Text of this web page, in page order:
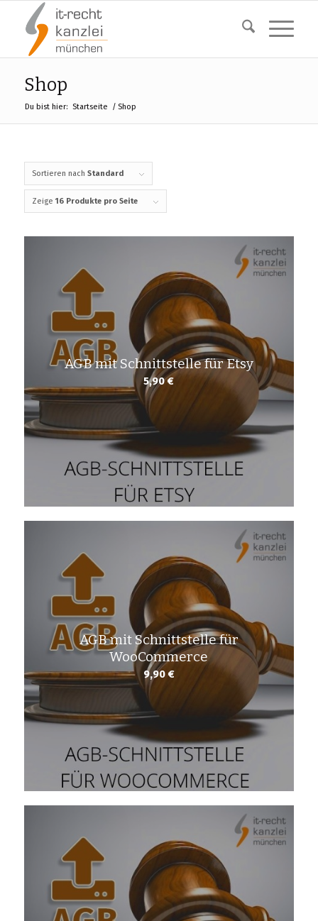
Shop
Du bist hier: Startseite / Shop
Sortieren nach Standard
Zeige 16 Produkte pro Seite
AGB mit Schnittstelle für Etsy
5,90€
AGB mit Schnittstelle für
WooCommerce
9,90€